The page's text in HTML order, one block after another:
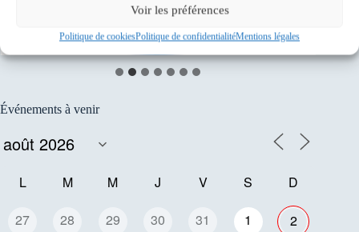
Voir les préférences
Politique de cookiesPolitique de confidentialitéMentions légales
Événements à venir
L M M J V S D
27 28 29 30 31 1 2